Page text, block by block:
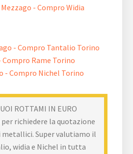
ROTTAMI IN EURO
richiedere la quotazione
Super valutiamo il
widia e Nichel in tutta